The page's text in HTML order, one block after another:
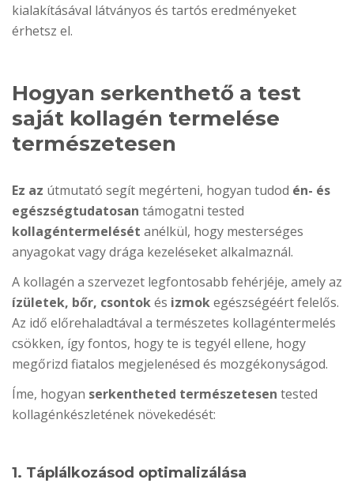
kialakításával látványos és tartós eredményeket
érhetsz el.
Hogyan serkenthető a test
saját kollagén termelése
természetesen
Ez az útmutató segít megérteni, hogyan tudod én- és
egészségtudatosan támogatni tested
kollagéntermelését anélkül, hogy mesterséges
anyagokat vagy drága kezeléseket alkalmaznál.
A kollagén a szervezet legfontosabb fehérjéje, amely az
ízületek, bőr, csontokés izmokegészségéért felelős.
Az idő előrehaladtával a természetes kollagéntermelés
csökken, így fontos, hogy te is tegyél ellene, hogy
megőrizd fiatalos megjelenésed és mozgékonyságod.
Íme, hogyan serkentheted természetesen tested
kollagénkészletének növekedését:
1. Táplálkozásod optimalizálása